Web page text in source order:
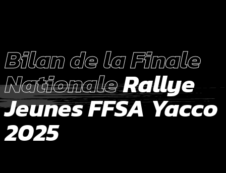
Bilan de la Finale
NationaleRallye
Jeunes FFSA Yacco
2025